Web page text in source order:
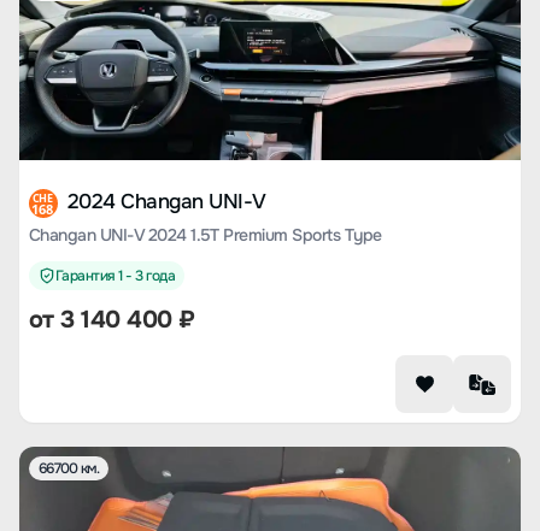
CHE
168 2024 Changan UNI-V
Changan UNI-V 2024 1.5T Premium Sports Type
Гарантия 1 - 3 года
от3 140 400₽
66700 км.